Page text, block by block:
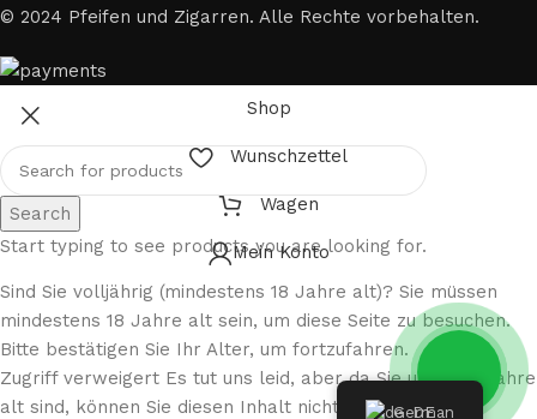
© 2024 Pfeifen und Zigarren. Alle Rechte vorbehalten.
Search
Start typing to see products you are looking for.
Shop
Wunschzettel
Wagen
Mein Konto
Sind Sie volljährig (mindestens 18 Jahre alt)? Sie müssen
mindestens 18 Jahre alt sein, um diese Seite zu besuchen.
Bitte bestätigen Sie Ihr Alter, um fortzufahren.
Zugriff verweigert Es tut uns leid, aber da Sie unter 18 Jahre
alt sind, können Sie diesen Inhalt nicht aufrufen.German